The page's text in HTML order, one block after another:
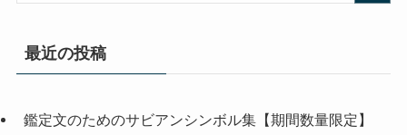
最近の投稿
鑑定文のためのサビアンシンボル集【期間数量限定】